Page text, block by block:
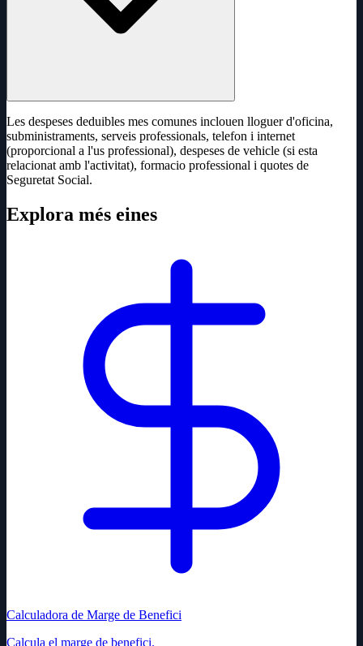
Les despeses deduibles mes comunes inclouen lloguer d'oficina,
subministraments, serveis professionals, telefon i internet
(proporcional a l'us professional), despeses de vehicle (si esta
relacionat amb l'activitat), formacio professional i quotes de
Seguretat Social.
Explora més eines
Calculadora de Marge de Benefici
Calcula el marge de benefici.